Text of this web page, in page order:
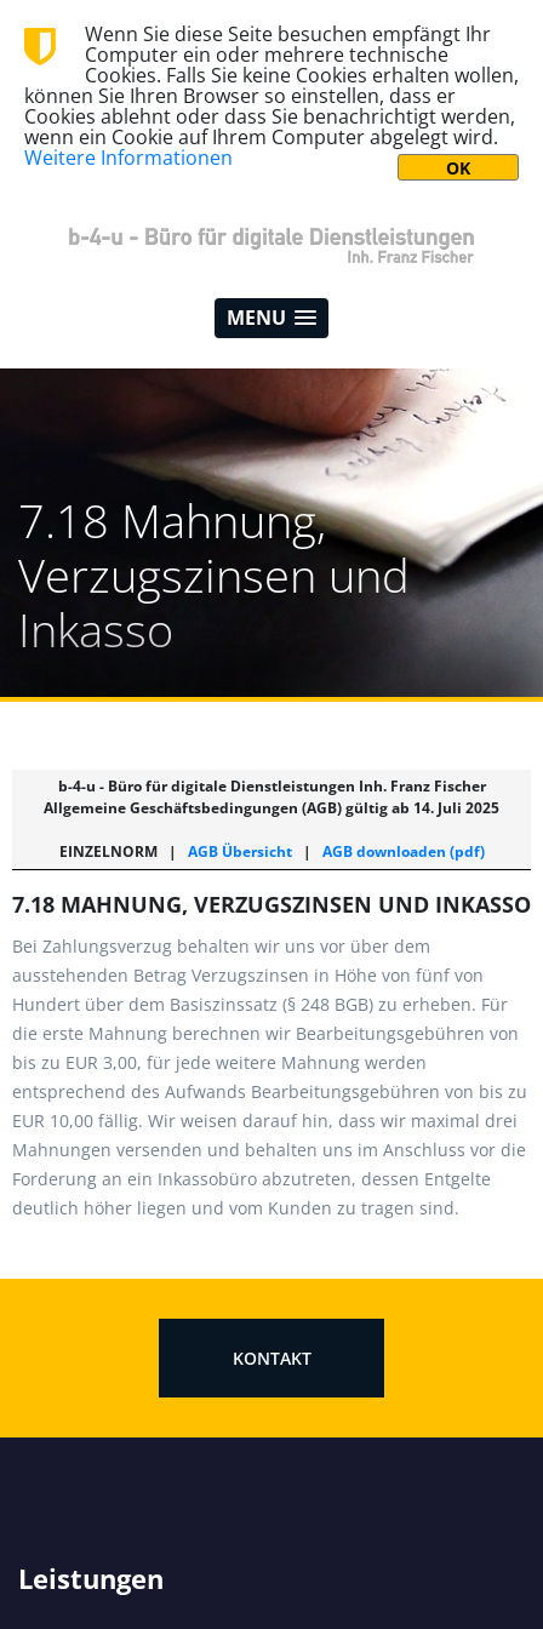
Wenn Sie diese Seite besuchen empfängt Ihr
Computer ein oder mehrere technische
Cookies. Falls Sie keine Cookies erhalten wollen,
können Sie Ihren Browser so einstellen, dass er
Cookies ablehnt oder dass Sie benachrichtigt werden,
wenn ein Cookie auf Ihrem Computer abgelegt wird.
Weitere Informationen
MENU
7.18 Mahnung,
Verzugszinsen und
Inkasso
b-4-u - Büro für digitale Dienstleistungen Inh. Franz Fischer
Allgemeine Geschäftsbedingungen (AGB) gültig ab 14. Juli 2025
EINZELNORM| AGB Übersicht| AGB downloaden (pdf)
7.18 MAHNUNG, VERZUGSZINSEN UND INKASSO
Bei Zahlungsverzug behalten wir uns vor über dem
ausstehenden Betrag Verzugszinsen in Höhe von fünf von
Hundert über dem Basiszinssatz (§ 248 BGB) zu erheben. Für
die erste Mahnung berechnen wir Bearbeitungsgebühren von
bis zu EUR 3,00, für jede weitere Mahnung werden
entsprechend des Aufwands Bearbeitungsgebühren von bis zu
EUR 10,00 fällig. Wir weisen darauf hin, dass wir maximal drei
Mahnungen versenden und behalten uns im Anschluss vor die
Forderung an ein Inkassobüro abzutreten, dessen Entgelte
deutlich höher liegen und vom Kunden zu tragen sind.
KONTAKT
Leistungen